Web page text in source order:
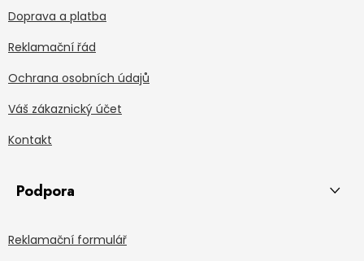
Doprava a platba
Reklamační řád
Ochrana osobních údajů
Váš zákaznický účet
Kontakt
Podpora
Reklamační formulář